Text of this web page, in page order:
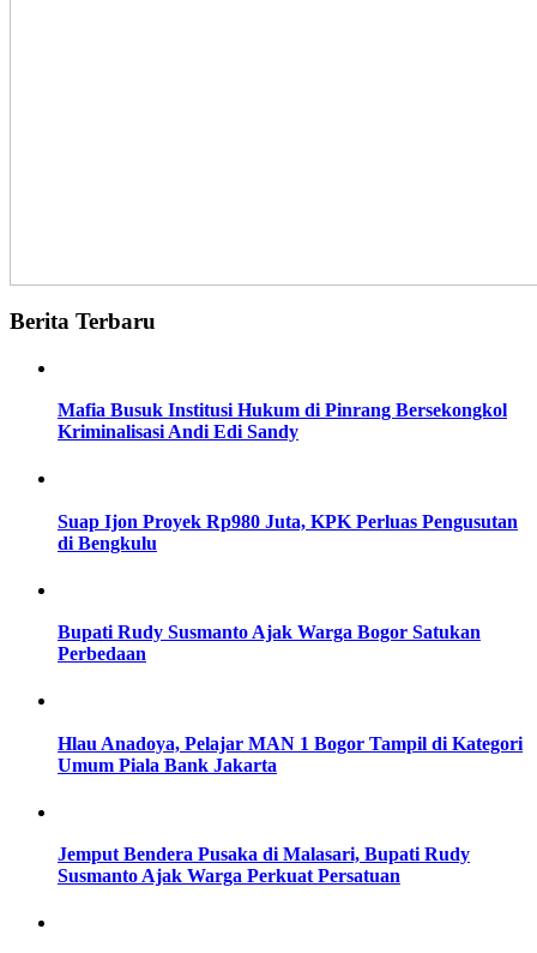
Berita Terbaru
Mafia Busuk Institusi Hukum di Pinrang Bersekongkol
Kriminalisasi Andi Edi Sandy
Suap Ijon Proyek Rp980 Juta, KPK Perluas Pengusutan
di Bengkulu
Bupati Rudy Susmanto Ajak Warga Bogor Satukan
Perbedaan
Hlau Anadoya, Pelajar MAN 1 Bogor Tampil di Kategori
Umum Piala Bank Jakarta
Jemput Bendera Pusaka di Malasari, Bupati Rudy
Susmanto Ajak Warga Perkuat Persatuan